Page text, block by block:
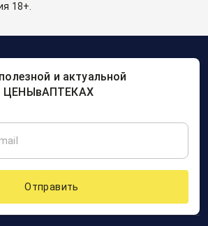
18+.
и актуальной
ЦЕНЫвАПТЕКАХ
Отправить